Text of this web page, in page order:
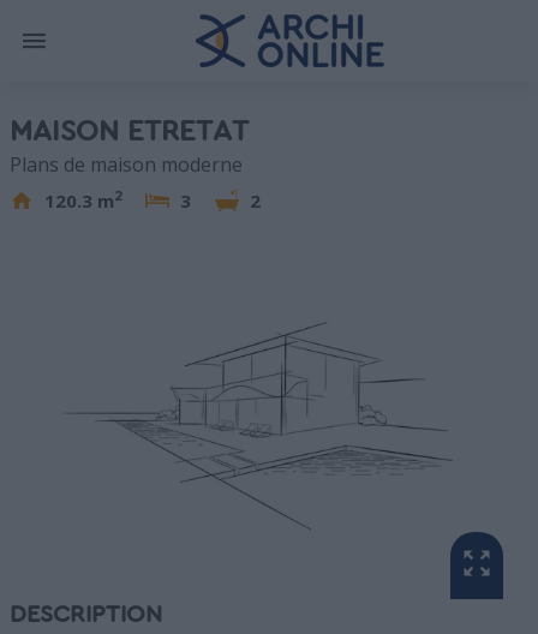
MAISON ETRETAT
Plans de maison moderne
120.3 m2 3 2
DESCRIPTION